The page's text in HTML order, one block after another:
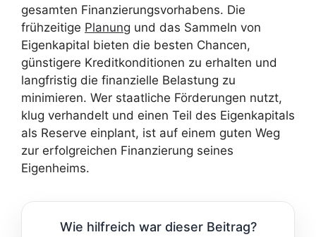
gesamten Finanzierungsvorhabens. Die
frühzeitige Planung und das Sammeln von
Eigenkapital bieten die besten Chancen,
günstigere Kreditkonditionen zu erhalten und
langfristig die finanzielle Belastung zu
minimieren. Wer staatliche Förderungen nutzt,
klug verhandelt und einen Teil des Eigenkapitals
als Reserve einplant, ist auf einem guten Weg
zur erfolgreichen Finanzierung seines
Eigenheims.
Wie hilfreich war dieser Beitrag?